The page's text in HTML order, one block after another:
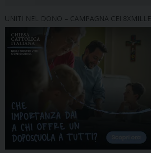
UNITI NEL DONO – CAMPAGNA CEI 8XMILLE